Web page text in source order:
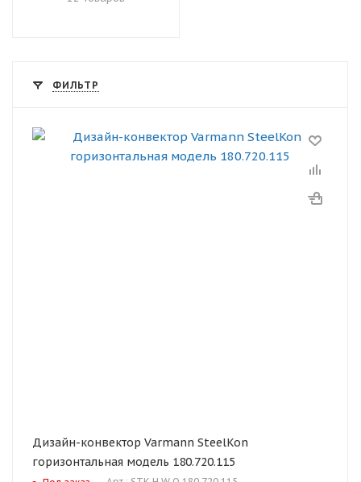
ФИЛЬТР
Дизайн-конвектор Varmann SteelKon
горизонтальная модель 180.720.115